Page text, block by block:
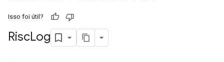
Isso foi útil?
RiscLog